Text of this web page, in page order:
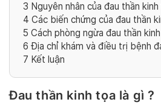
3 Nguyên nhân của đau thần
4 Các biến chứng của đau thần
5 Cách phòng ngừa đau thần
6 Địa chỉ khám và điều trị bệnh
7 Kết luận
Đau thần kinh tọa là gì ?